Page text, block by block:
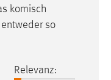
komisch
so
Relevanz: